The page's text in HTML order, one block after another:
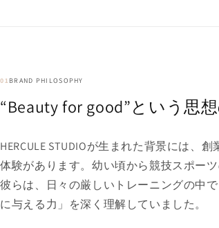
01BRAND PHILOSOPHY
“Beauty for good”という思
HERCULE STUDIOが生まれた背景には、
体験があります。幼い頃から競技スポー
彼らは、日々の厳しいトレーニングの中
に与える力」を深く理解していました。